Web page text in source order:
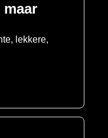
lekkere,